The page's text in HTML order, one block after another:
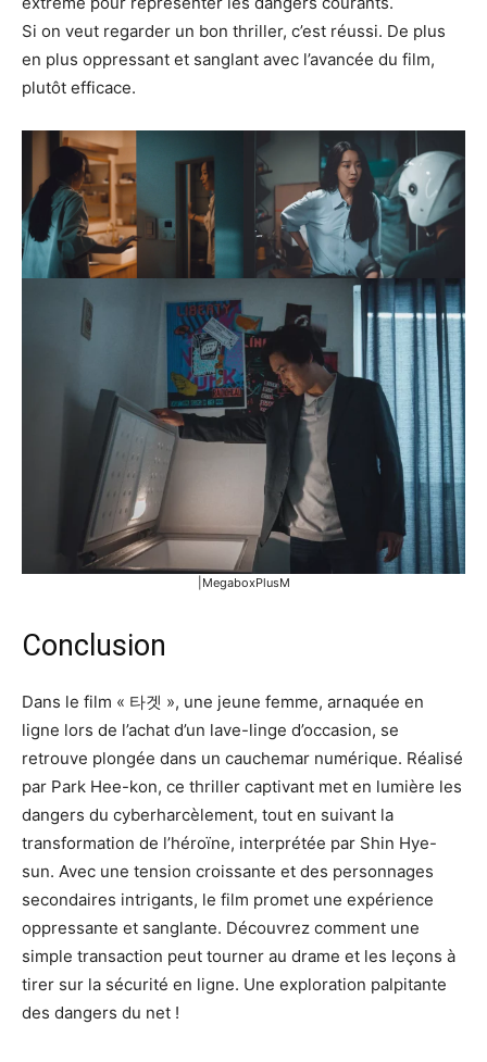
Si on veut regarder un bon thriller, c’est réussi. De plus
en plus oppressant et sanglant avec l’avancée du film,
plutôt efficace.
|MegaboxPlusM
Conclusion
Dans le film « 타겟 », une jeune femme, arnaquée en
ligne lors de l’achat d’un lave-linge d’occasion, se
retrouve plongée dans un cauchemar numérique. Réalisé
par Park Hee-kon, ce thriller captivant met en lumière les
dangers du cyberharcèlement, tout en suivant la
transformation de l’héroïne, interprétée par Shin Hye-
sun. Avec une tension croissante et des personnages
secondaires intrigants, le film promet une expérience
oppressante et sanglante. Découvrez comment une
simple transaction peut tourner au drame et les leçons à
tirer sur la sécurité en ligne. Une exploration palpitante
des dangers du net !